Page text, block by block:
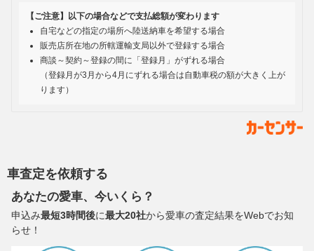
【ご注意】以下の場合などで支払総額が変わります
自宅などの指定の場所へ陸送納車を希望する場合
販売店所在地の所轄運輸支局以外で登録する場合
商談～契約～登録の間に「登録月」がずれる場合
（登録月が3月から4月にずれる場合は自動車税の額が大きく上が
ります）
車査定を依頼する
あなたの愛車、今いくら？
申込み最短3時間後に最大20社から愛車の査定結果をWebでお知
らせ！